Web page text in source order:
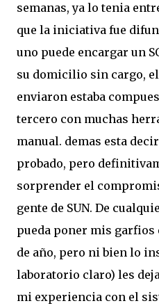
semanas, ya lo tenia
que la iniciativa fue
uno puede encargar un
su domicilio sin cargo, el
enviaron estaba
tercero con muchas
manual. demas esta
probado, pero
sorprender el
gente de SUN. De
pueda poner mis garfios
de año, pero ni bien lo
laboratorio claro) les
mi experiencia con el